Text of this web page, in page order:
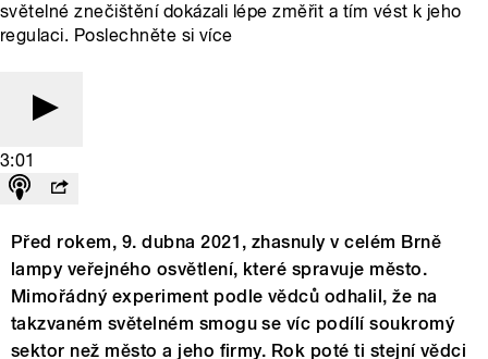
světelné znečištění dokázali lépe změřit a tím vést k jeho
regulaci. Poslechněte si více
3:01
Před rokem, 9. dubna 2021, zhasnuly v celém Brně
lampy veřejného osvětlení, které spravuje město.
Mimořádný experiment podle vědců odhalil, že na
takzvaném světelném smogu se víc podílí soukromý
sektor než město a jeho firmy. Rok poté ti stejní vědci